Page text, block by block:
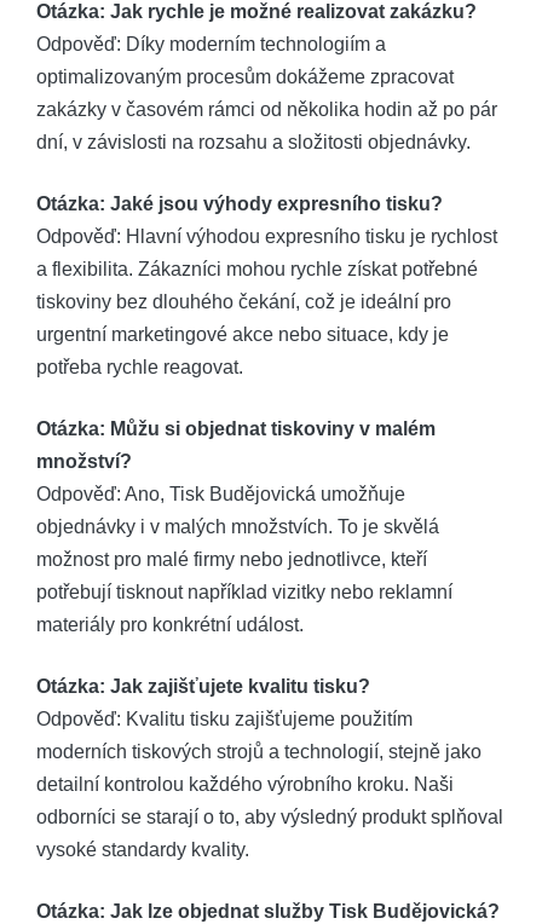
Otázka: Jak rychle je možné realizovat zakázku?
Odpověď: Díky moderním technologiím a
optimalizovaným procesům dokážeme zpracovat
zakázky v časovém rámci od několika hodin až po pár
dní, v závislosti na rozsahu a složitosti objednávky.
Otázka: Jaké jsou výhody expresního tisku?
Odpověď: Hlavní výhodou expresního tisku je rychlost
a flexibilita. Zákazníci mohou rychle získat potřebné
tiskoviny bez dlouhého čekání, což je ideální pro
urgentní marketingové akce nebo situace, kdy je
potřeba rychle reagovat.
Otázka: Můžu si objednat tiskoviny v malém
množství?
Odpověď: Ano, Tisk Budějovická umožňuje
objednávky i v malých množstvích. To je skvělá
možnost pro malé firmy nebo jednotlivce, kteří
potřebují tisknout například vizitky nebo reklamní
materiály pro konkrétní událost.
Otázka: Jak zajišťujete kvalitu tisku?
Odpověď: Kvalitu tisku zajišťujeme použitím
moderních tiskových strojů a technologií, stejně jako
detailní kontrolou každého výrobního kroku. Naši
odborníci se starají o to, aby výsledný produkt splňoval
vysoké standardy kvality.
Otázka: Jak lze objednat služby Tisk Budějovická?